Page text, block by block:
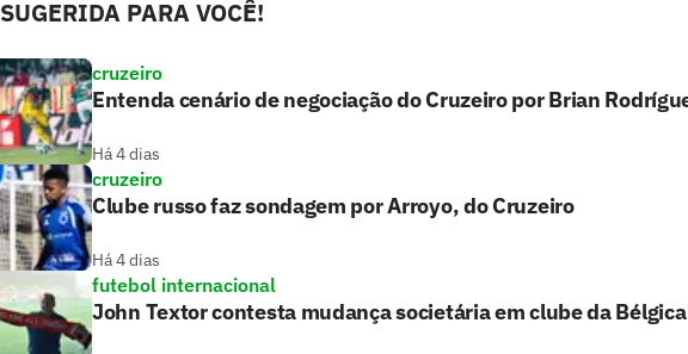
SUGERIDA PARA VOCÊ!
cruzeiro
Entenda cenário de negociação do Cruzeiro por Brian
Há 4 dias
cruzeiro
Clube russo faz sondagem por Arroyo, do Cruzeiro
Há 4 dias
futebol internacional
John Textor contesta mudança societária em clube da Bélgica